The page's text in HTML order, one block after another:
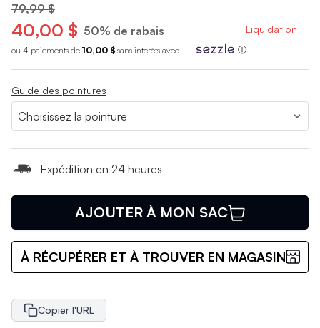
79,99 $
40,00 $ 50% de rabais Liquidation
ou 4 paiements de 10,00 $ sans intérêts avec ⓘ
Guide des pointures
Expédition en 24 heures
AJOUTER À MON SAC
À RÉCUPÉRER ET À TROUVER EN MAGASIN
Copier l'URL